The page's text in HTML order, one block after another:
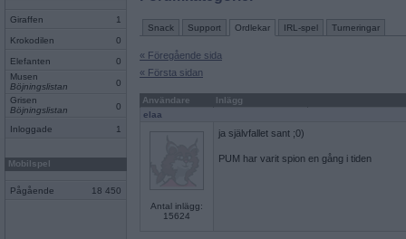
Giraffen 1
Krokodilen 0
Elefanten
0
Musen
Böjningslistan
0
Grisen
Böjningslistan
0
Inloggade 1
Mobilspel
Pågående 18 450
Snack Support Ordlekar IRL-spel Turneringar
« Föregående sida
« Första sidan
Användare
Inlägg
elaa
Antal inlägg:
15624
ja självfallet sant ;0)
PUM har varit spion en gång i tiden